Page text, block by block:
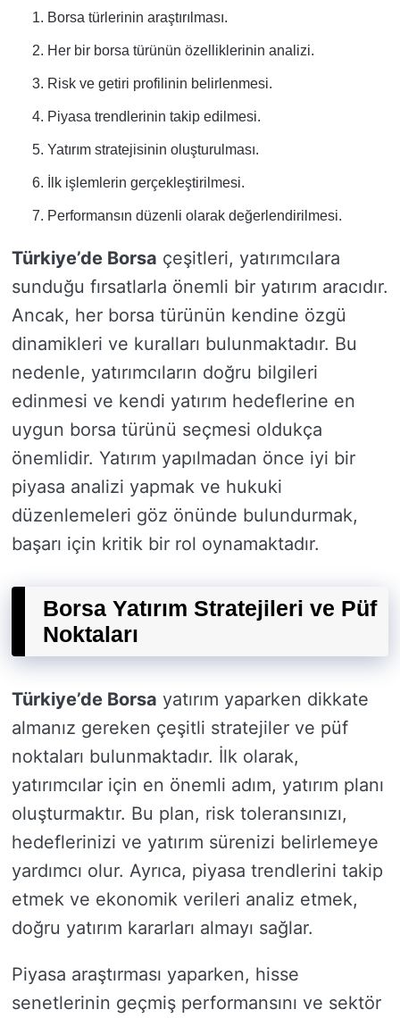
Borsa türlerinin araştırılması.
Her bir borsa türünün özelliklerinin analizi.
Risk ve getiri profilinin belirlenmesi.
Piyasa trendlerinin takip edilmesi.
Yatırım stratejisinin oluşturulması.
İlk işlemlerin gerçekleştirilmesi.
Performansın düzenli olarak değerlendirilmesi.
Türkiye’de Borsa çeşitleri, yatırımcılara
sunduğu fırsatlarla önemli bir yatırım aracıdır.
Ancak, her borsa türünün kendine özgü
dinamikleri ve kuralları bulunmaktadır. Bu
nedenle, yatırımcıların doğru bilgileri
edinmesi ve kendi yatırım hedeflerine en
uygun borsa türünü seçmesi oldukça
önemlidir. Yatırım yapılmadan önce iyi bir
piyasa analizi yapmak ve hukuki
düzenlemeleri göz önünde bulundurmak,
başarı için kritik bir rol oynamaktadır.
Borsa Yatırım Stratejileri ve Püf
Noktaları
Türkiye’de Borsa yatırım yaparken dikkate
almanız gereken çeşitli stratejiler ve püf
noktaları bulunmaktadır. İlk olarak,
yatırımcılar için en önemli adım, yatırım planı
oluşturmaktır. Bu plan, risk toleransınızı,
hedeflerinizi ve yatırım sürenizi belirlemeye
yardımcı olur. Ayrıca, piyasa trendlerini takip
etmek ve ekonomik verileri analiz etmek,
doğru yatırım kararları almayı sağlar.
Piyasa araştırması yaparken, hisse
senetlerinin geçmiş performansını ve sektör